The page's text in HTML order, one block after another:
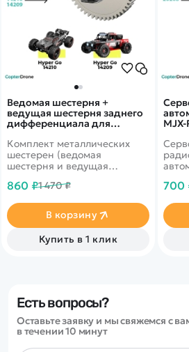
Ведомая шестерня +
ведущая шестерня заднего
дифференциала для
14209/14210 - MJX-14401G
Комплект металлических
шестерен (ведомая
шестерня и ведущая
дифференциала в сборе для
автомоделей MJX Hyper Go
14209, 14210 масштаба 1/14.
860 ₽1 470 ₽
В корзину
Купить в 1 клик
MJX-
700
Есть вопросы?
Оставьте заявку и мы свяжемся с
в течении 10 минут